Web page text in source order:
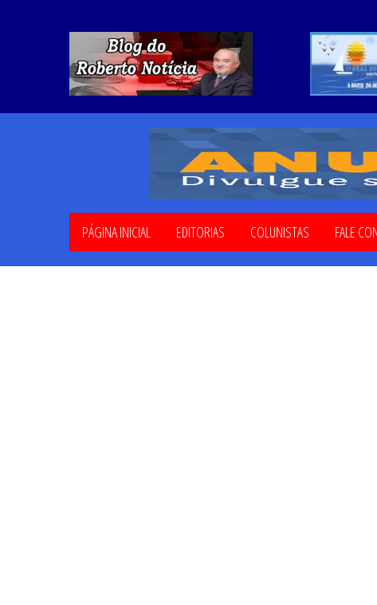
PÁGINA INICIAL EDITORIAS COLUNISTAS FALE